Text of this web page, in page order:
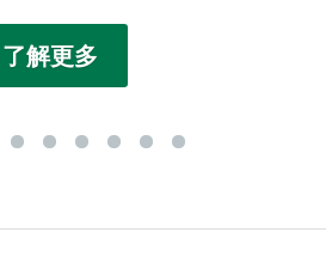
了解更多